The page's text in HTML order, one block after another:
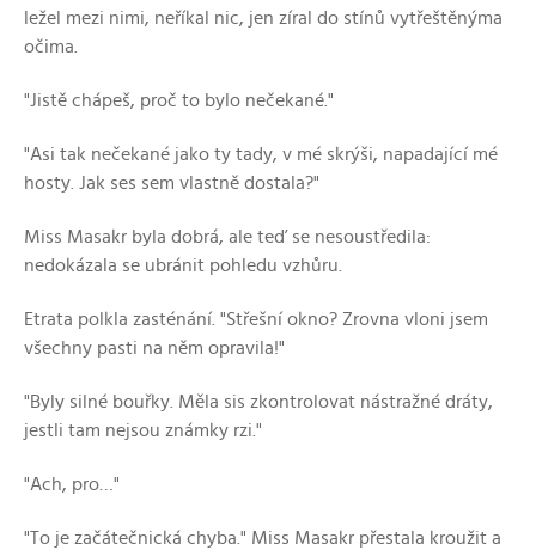
ležel mezi nimi, neříkal nic, jen zíral do stínů vytřeštěnýma
očima.
"Jistě chápeš, proč to bylo nečekané."
"Asi tak nečekané jako ty tady, v mé skrýši, napadající mé
hosty. Jak ses sem vlastně dostala?"
Miss Masakr byla dobrá, ale teď se nesoustředila:
nedokázala se ubránit pohledu vzhůru.
Etrata polkla zasténání. "Střešní okno? Zrovna vloni jsem
všechny pasti na něm opravila!"
"Byly silné bouřky. Měla sis zkontrolovat nástražné dráty,
jestli tam nejsou známky rzi."
"Ach, pro…"
"To je začátečnická chyba." Miss Masakr přestala kroužit a